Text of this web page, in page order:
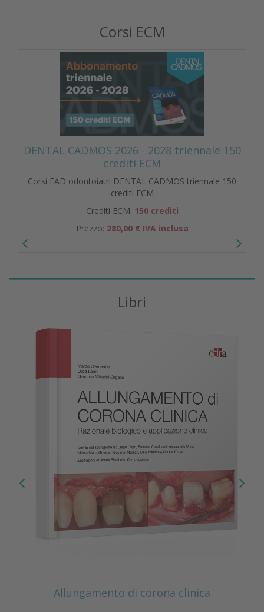
Corsi ECM
DENTAL CADMOS 2026 - 2028 triennale 150
crediti ECM
Corsi FAD odontoiatri DENTAL CADMOS triennale 150
crediti ECM
Crediti ECM: 150 crediti
Prezzo: 280,00 € IVA inclusa
Libri
Allungamento di corona clinica